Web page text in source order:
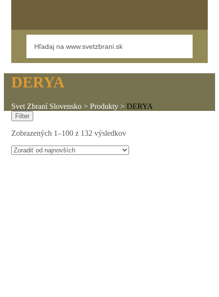
DERYA
Svet Zbraní Slovensko > Produkty > DERYA
Filter
Zobrazených 1–100 z 132 výsledkov